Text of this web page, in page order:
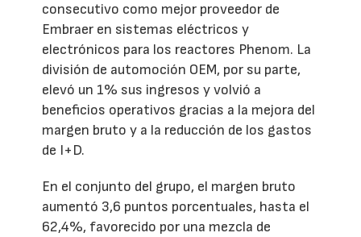
consecutivo como mejor proveedor de
Embraer en sistemas eléctricos y
electrónicos para los reactores Phenom. La
división de automoción OEM, por su parte,
elevó un 1% sus ingresos y volvió a
beneficios operativos gracias a la mejora del
margen bruto y a la reducción de los gastos
de I+D.
En el conjunto del grupo, el margen bruto
aumentó 3,6 puntos porcentuales, hasta el
62,4%, favorecido por una mezcla de